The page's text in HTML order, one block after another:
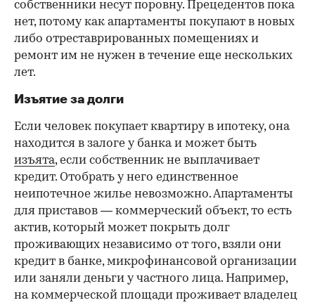
собственники несут поровну. Прецедентов пока
нет, потому как апартаменты покупают в новых
либо отреставрированных помещениях и
ремонт им не нужен в течение еще нескольких
лет.
Изъятие за долги
Если человек покупает квартиру в ипотеку, она
находится в залоге у банка и может быть
изъята, если собственник не выплачивает
кредит. Отобрать у него единственное
неипотечное жилье невозможно. Апартаменты
для приставов — коммерческий объект, то есть
актив, который может покрыть долг
проживающих независимо от того, взяли они
кредит в банке, микрофинансовой организации
или заняли деньги у частного лица. Например,
на коммерческой площади проживает владелец